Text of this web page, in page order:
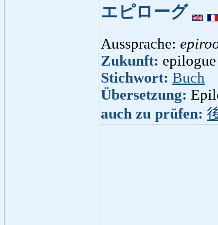
エピローグ
Aussprache:
Zukunft:
Stichwort: Buch
Übersetzung:
auch zu prüfen: